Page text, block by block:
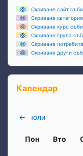
Скриване сайт
Скриване
Скриване курс
Скриване група
Скриване
Скриване други
Прескочи Календар
Календар
← юли
Понеделник
Пон вторник
Вто